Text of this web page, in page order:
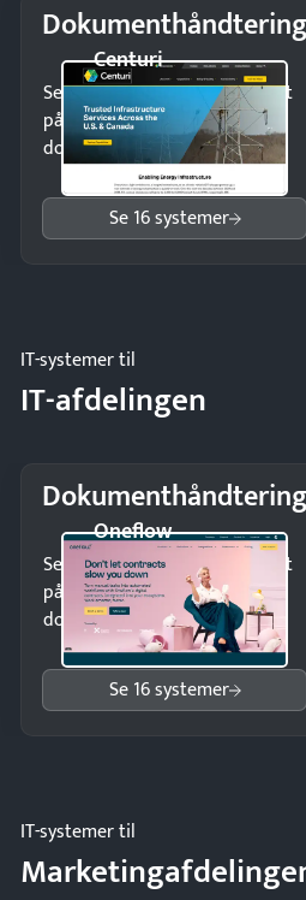
Dokumenthåndtering
Centuri
Send kontrakter til underskrift
på minutter og mist ingen
dokumenter.
Se 16 systemer
IT-systemer til
IT-afdelingen
Dokumenthåndtering
Oneflow
Send kontrakter til underskrift
på minutter og mist ingen
dokumenter.
Se 16 systemer
IT-systemer til